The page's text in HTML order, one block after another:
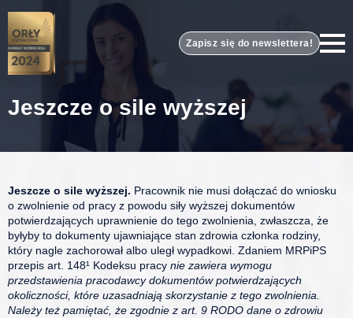
Zapisz się do newslettera!
Jeszcze o sile wyższej
Jeszcze o sile wyższej. Pracownik nie musi dołączać do wniosku
o zwolnienie od pracy z powodu siły wyższej dokumentów
potwierdzających uprawnienie do tego zwolnienia, zwłaszcza, że
byłyby to dokumenty ujawniające stan zdrowia członka rodziny,
który nagle zachorował albo uległ wypadkowi. Zdaniem MRPiPS
przepis art. 148¹ Kodeksu pracy nie zawiera wymogu
przedstawienia pracodawcy dokumentów potwierdzających
okoliczności, które uzasadniają skorzystanie z tego zwolnienia.
Należy też pamiętać, że zgodnie z art. 9 RODO dane o zdrowiu